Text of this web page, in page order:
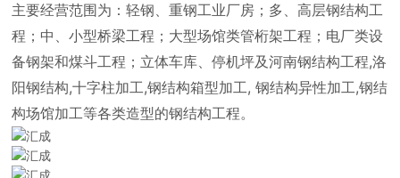
主要经营范围为：轻钢、重钢工业厂房；多、高层钢结构工
程；中、小型桥梁工程；大型场馆类管桁架工程；电厂类设
备钢架和煤斗工程；立体车库、停机坪及河南钢结构工程,洛
阳钢结构,十字柱加工,钢结构箱型加工, 钢结构异性加工,钢结
构场馆加工等各类造型的钢结构工程。